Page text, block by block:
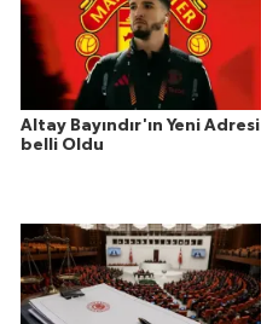
Altay Bayındır'ın Yeni Adresi
belli Oldu